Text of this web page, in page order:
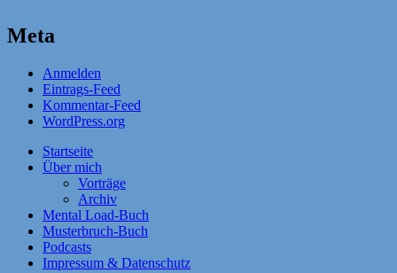
Meta
Anmelden
Eintrags-Feed
Kommentar-Feed
WordPress.org
Startseite
Über mich
Vorträge
Archiv
Mental Load-Buch
Musterbruch-Buch
Podcasts
Impressum & Datenschutz